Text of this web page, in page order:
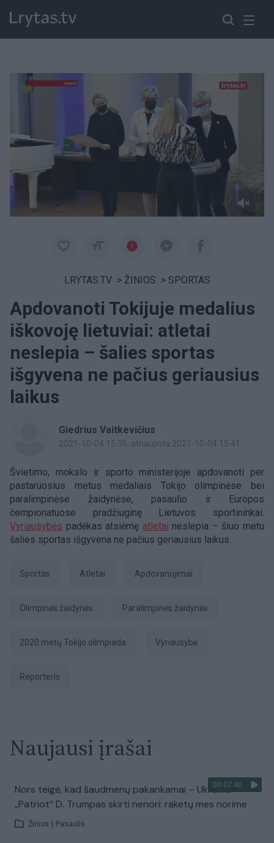
LRYTAS.TV > ŽINIOS > SPORTAS
Apdovanoti Tokijuje medalius
iškovoję lietuviai: atletai
neslepia – šalies sportas
išgyvena ne pačius geriausius
laikus
Giedrius Vaitkevičius
2021-10-04 15:36, atnaujinta 2021-10-04 15:41
Švietimo, mokslo ir sporto ministerijoje apdovanoti per
pastaruosius metus medaliais Tokijo olimpinėse bei
paralimpinėse žaidynėse, pasaulio ir Europos
čempionatuose pradžiuginę Lietuvos sportininkai.
Vyriausybės padėkas atsiėmę atletai neslepia – šiuo metu
šalies sportas išgyvena ne pačius geriausius laikus.
sportas atletai apdovanojimai
Olimpinės žaidynės paralimpinės žaidynės
2020 metų Tokijo olimpiada Vyriausybė
Reporteris
Naujausi įrašai
00:02:40
Nors teigė, kad šaudmenų pakankamai – Ukrainai
„Patriot“ D. Trumpas skirti nenori: raketų mes norime
Žinios Pasaulis